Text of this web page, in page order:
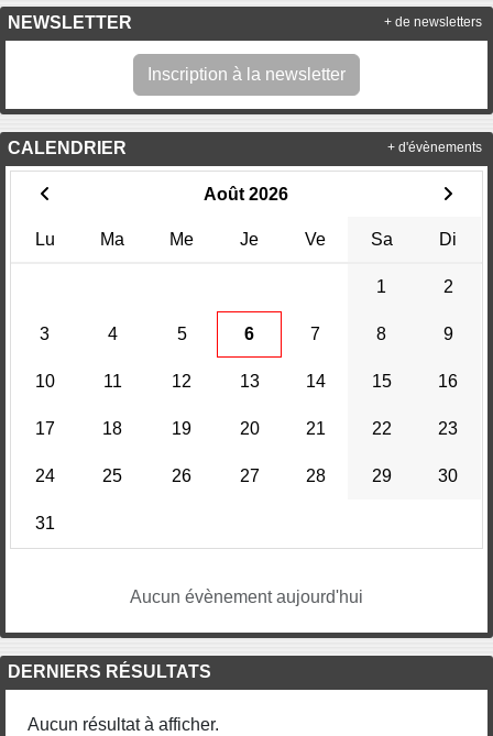
NEWSLETTER
Inscription à la newsletter
+ de newsletters
CALENDRIER
Août 2026
Lu Ma Me Je Ve Sa Di
1 2
3 4 5 6 7 8 9
10 11 12 13 14 15 16
17 18 19 20 21 22 23
24 25 26 27 28 29 30
31
Aucun évènement aujourd'hui
+ d'évènements
DERNIERS RÉSULTATS
Aucun résultat à afficher.